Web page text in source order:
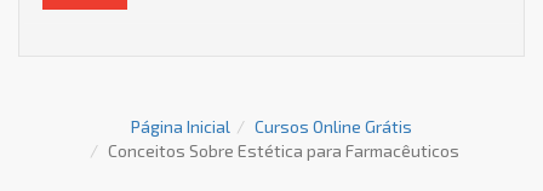
Página Inicial
Cursos Online Grátis
Conceitos Sobre Estética para Farmacêuticos